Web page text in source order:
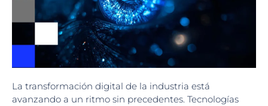
La transformación digital de la industria está
avanzando a un ritmo sin precedentes. Tecnologías